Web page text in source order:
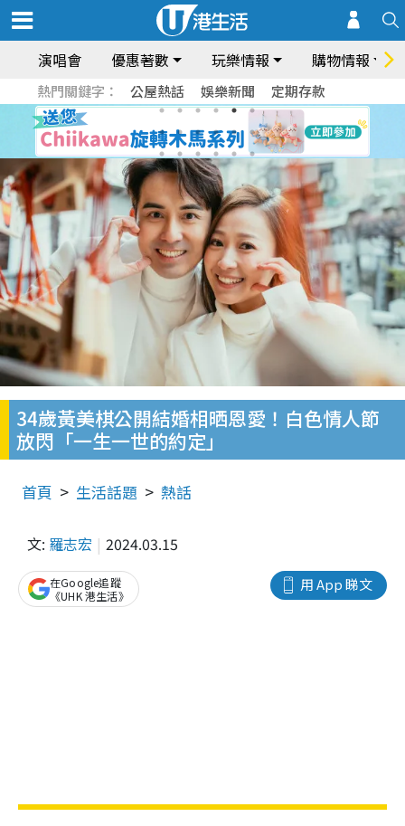
演唱會 優惠著數 玩樂情報 購物情報
熱門關鍵字： 公屋熱話 娛樂新聞 定期存款
34歲黃美棋公開結婚相晒恩愛！白色情人節
放閃「一生一世的約定」
首頁 生活話題 熱話
文: 羅志宏 2024.03.15
用 App 睇文
在Google追蹤
《UHK 港生活》